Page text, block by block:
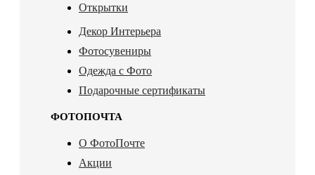
Открытки
Декор Интерьера
Фотосувениры
Одежда с Фото
Подарочные сертификаты
ФОТОПОЧТА
О ФотоПочте
Акции